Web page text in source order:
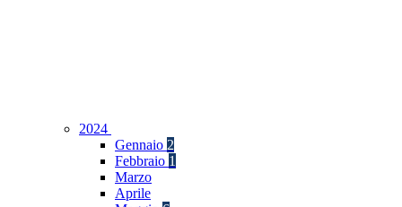
2024
Gennaio 2
Febbraio 1
Marzo
Aprile